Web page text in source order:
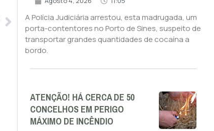
A Polícia Judiciária arrestou, esta madrugada, um
porta-contentores no Porto de Sines, suspeito de
transportar grandes quantidades de cocaína a
bordo.
ATENÇÃO! HÁ CERCA DE 50
CONCELHOS EM PERIGO
MÁXIMO DE INCÊNDIO